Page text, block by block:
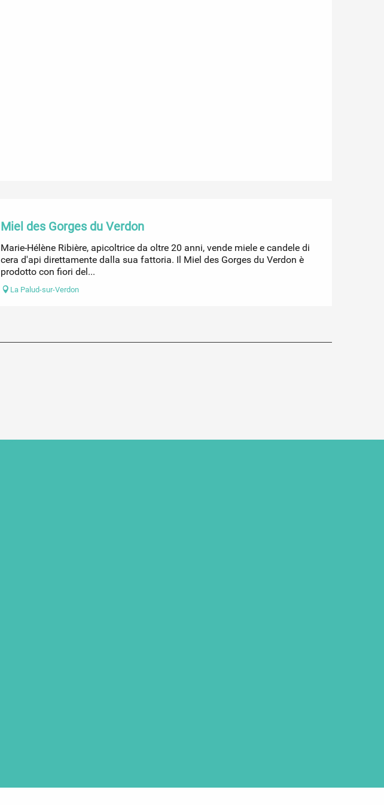
Miel des Gorges du Verdon
Marie-Hélène Ribière, apicoltrice da oltre 20 anni, vende miele e candele di
cera d'api direttamente dalla sua fattoria. Il Miel des Gorges du Verdon è
prodotto con fiori del...
La Palud-sur-Verdon